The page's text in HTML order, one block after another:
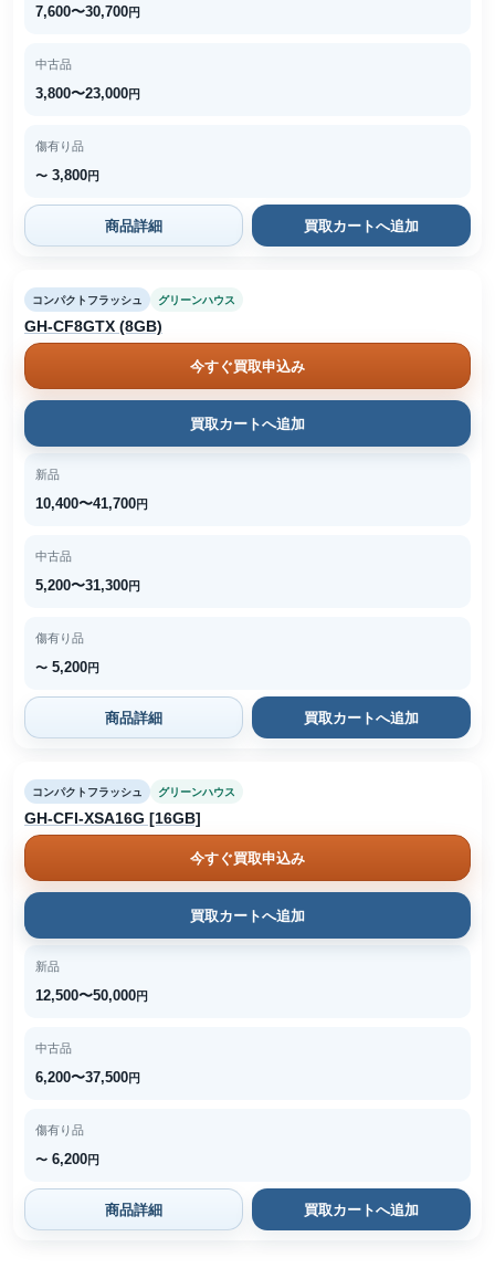
7,600〜30,700円
中古品
3,800〜23,000円
傷有り品
〜 3,800円
商品詳細 買取カートへ追加
コンパクトフラッシュ グリーンハウス
GH-CF8GTX (8GB)
今すぐ買取申込み
買取カートへ追加
新品
10,400〜41,700円
中古品
5,200〜31,300円
傷有り品
〜 5,200円
商品詳細 買取カートへ追加
コンパクトフラッシュ グリーンハウス
GH-CFI-XSA16G [16GB]
今すぐ買取申込み
買取カートへ追加
新品
12,500〜50,000円
中古品
6,200〜37,500円
傷有り品
〜 6,200円
商品詳細 買取カートへ追加